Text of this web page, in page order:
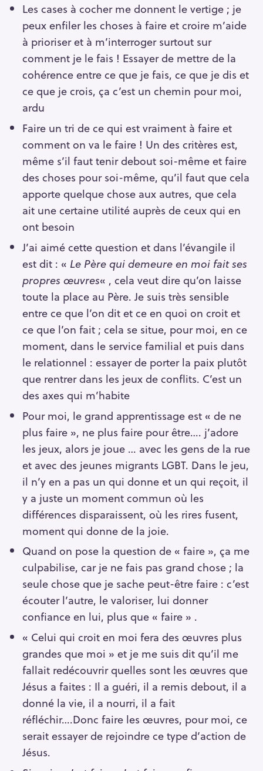
Les cases à cocher me donnent le vertige ; je
peux enfiler les choses à faire et croire m’aide
à prioriser et à m’interroger surtout sur
comment je le fais ! Essayer de mettre de la
cohérence entre ce que je fais, ce que je dis et
ce que je crois, ça c’est un chemin pour moi,
ardu
Faire un tri de ce qui est vraiment à faire et
comment on va le faire ! Un des critères est,
même s’il faut tenir debout soi-même et faire
des choses pour soi-même, qu’il faut que cela
apporte quelque chose aux autres, que cela
ait une certaine utilité auprès de ceux qui en
ont besoin
J’ai aimé cette question et dans l’évangile il
est dit : « Le Père qui demeure en moi fait ses
propres œuvres« , cela veut dire qu’on laisse
toute la place au Père. Je suis très sensible
entre ce que l’on dit et ce en quoi on croit et
ce que l’on fait ; cela se situe, pour moi, en ce
moment, dans le service familial et puis dans
le relationnel : essayer de porter la paix plutôt
que rentrer dans les jeux de conflits. C’est un
des axes qui m’habite
Pour moi, le grand apprentissage est « de ne
plus faire », ne plus faire pour être…. j’adore
les jeux, alors je joue … avec les gens de la rue
et avec des jeunes migrants LGBT. Dans le jeu,
il n’y en a pas un qui donne et un qui reçoit, il
y a juste un moment commun où les
différences disparaissent, où les rires fusent,
moment qui donne de la joie.
Quand on pose la question de « faire », ça me
culpabilise, car je ne fais pas grand chose ; la
seule chose que je sache peut-être faire : c’est
écouter l’autre, le valoriser, lui donner
confiance en lui, plus que « faire » .
« Celui qui croit en moi fera des œuvres plus
grandes que moi » et je me suis dit qu’il me
fallait redécouvrir quelles sont les œuvres que
Jésus a faites : Il a guéri, il a remis debout, il a
donné la vie, il a nourri, il a fait
réfléchir….Donc faire les œuvres, pour moi, ce
serait essayer de rejoindre ce type d’action de
Jésus.